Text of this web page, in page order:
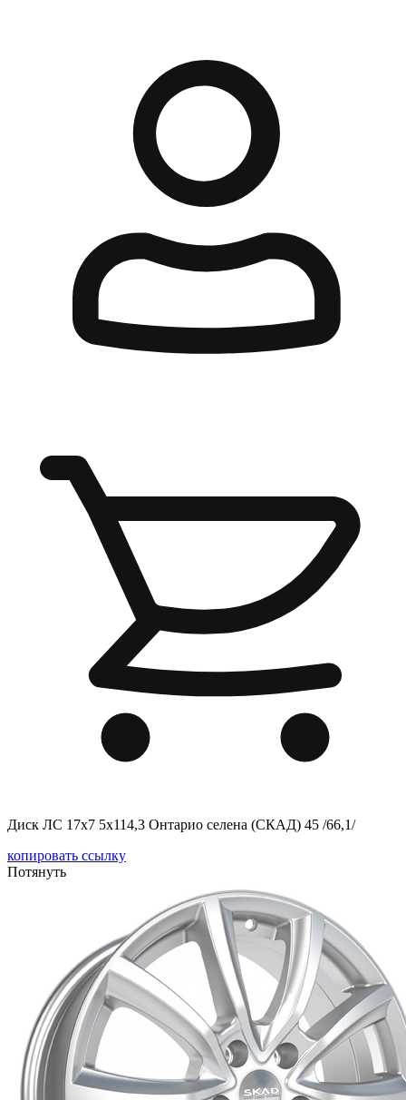
Диск ЛС 17x7 5x114,3 Онтарио селена (СКАД) 45 /66,1/
копировать ссылку
Потянуть